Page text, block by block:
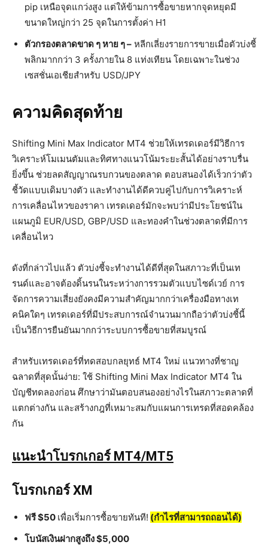
pip เหนือจุดแกว่งสูง แต่ให้ข้ามการซื้อขายหากจุดหยุดมี
ขนาดใหญ่กว่า 25 จุดในการตั้งค่า H1
ตัวกรองตลาดขาด ๆ หาย ๆ – หลีกเลี่ยงรายการขายเมื่อตัวบ่งชี้
พลิกมากกว่า 3 ครั้งภายใน 8 แท่งเทียน โดยเฉพาะในช่วง
เซสชั่นเอเชียสำหรับ USD/JPY
ความคิดสุดท้าย
Shifting Mini Max Indicator MT4 ช่วยให้เทรดเดอร์มีวิธีการ
วิเคราะห์โมเมนตัมและทิศทางแนวโน้มระยะสั้นได้อย่างราบรื่น
ยิ่งขึ้น ช่วยลดสัญญาณรบกวนของตลาด ตอบสนองได้เร็วกว่าตัว
ชี้วัดแบบเดิมบางตัว และทำงานได้ดีควบคู่ไปกับการวิเคราะห์
การเคลื่อนไหวของราคา เทรดเดอร์มักจะพบว่ามีประโยชน์ใน
แผนภูมิ EUR/USD, GBP/USD และทองคำในช่วงตลาดที่มีการ
เคลื่อนไหว
ดังที่กล่าวไปแล้ว ตัวบ่งชี้จะทำงานได้ดีที่สุดในสภาวะที่เป็นเท
รนด์และอาจต้องดิ้นรนในระหว่างการรวมตัวแบบไซด์เวย์ การ
จัดการความเสี่ยงยังคงมีความสำคัญมากกว่าเครื่องมือทางเท
คนิคใดๆ เทรดเดอร์ที่มีประสบการณ์จำนวนมากถือว่าตัวบ่งชี้นี้
เป็นวิธีการยืนยันมากกว่าระบบการซื้อขายที่สมบูรณ์
สำหรับเทรดเดอร์ที่ทดสอบกลยุทธ์ MT4 ใหม่ แนวทางที่ชาญ
ฉลาดที่สุดนั้นง่าย: ใช้ Shifting Mini Max Indicator MT4 ใน
บัญชีทดลองก่อน ศึกษาว่ามันตอบสนองอย่างไรในสภาวะตลาดที่
แตกต่างกัน และสร้างกฎที่เหมาะสมกับแผนการเทรดที่สอดคล้อง
กัน
แนะนำโบรกเกอร์ MT4/MT5
โบรกเกอร์ XM
ฟรี $50 เพื่อเริ่มการซื้อขายทันที! (กำไรที่สามารถถอนได้)
โบนัสเงินฝากสูงถึง $5,000